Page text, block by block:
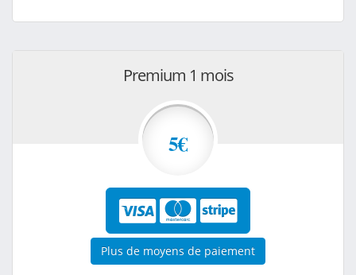
Premium 1 mois
5€
Plus de moyens de paiement